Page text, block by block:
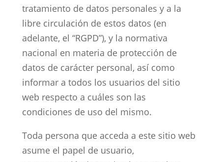
tratamiento de datos personales y a la
libre circulación de estos datos (en
adelante, el “RGPD”), y la normativa
nacional en materia de protección de
datos de carácter personal, así como
informar a todos los usuarios del sitio
web respecto a cuáles son las
condiciones de uso del mismo.
Toda persona que acceda a este sitio web
asume el papel de usuario,